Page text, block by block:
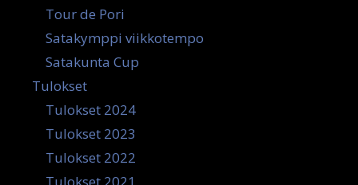
Tour de Pori
Satakymppi viikkotempo
Satakunta Cup
Tulokset
Tulokset 2024
Tulokset 2023
Tulokset 2022
Tulokset 2021